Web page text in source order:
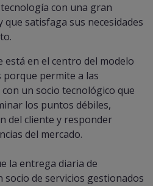
con una gran
que satisfaga sus necesidades
está en el centro del modelo
porque permite a las
un socio tecnológico que
los puntos débiles,
del cliente y responder
del mercado.
la entrega diaria de
socio de servicios gestionados